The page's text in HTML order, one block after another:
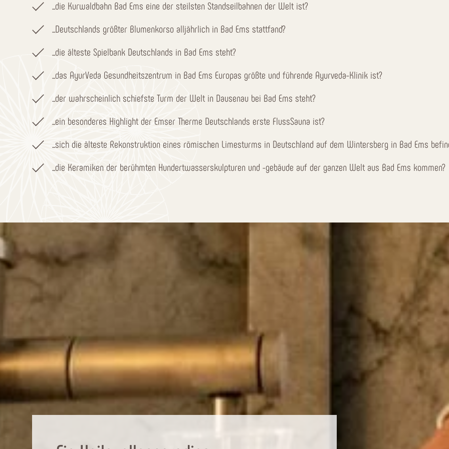
...die Kurwaldbahn Bad Ems eine der steilsten Standseilbahnen der Welt ist?
...Deutschlands größter Blumenkorso alljährlich in Bad Ems stattfand?
...die älteste Spielbank Deutschlands in Bad Ems steht?
...das AyurVeda Gesundheitszentrum in Bad Ems Europas größte und führende Ayurveda-Klinik ist?
...der wahrscheinlich schiefste Turm der Welt in Dausenau bei Bad Ems steht?
...ein besonderes Highlight der Emser Therme Deutschlands erste FlussSauna ist?
...sich die älteste Rekonstruktion eines römischen Limesturms in Deutschland auf dem Wintersberg in Bad Ems
...die Keramiken der berühmten Hundertwasserskulpturen und -gebäude auf der ganzen Welt aus Bad Ems kommen?